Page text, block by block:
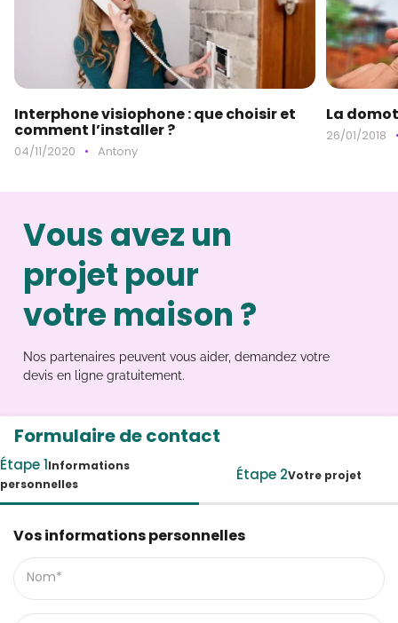
Interphone visiophone : que choisir et
comment l’installer ?
04/11/2020 • Antony
La
26/01/2018
Vous avez un
projet pour
votre maison ?
Nos partenaires peuvent vous aider, demandez votre
devis en ligne gratuitement.
Formulaire de contact
Étape 1Informations
personnelles
Étape 2Votre projet
Vos informations personnelles
Nom*